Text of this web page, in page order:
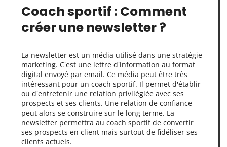
Coach sportif : Comment
créer une newsletter ?
La newsletter est un média utilisé dans une stratégie
marketing. C'est une lettre d'information au format
digital envoyé par email. Ce média peut être très
intéressant pour un coach sportif. Il permet d'établir
ou d'entretenir une relation privilégiée avec ses
prospects et ses clients. Une relation de confiance
peut alors se construire sur le long terme. La
newsletter permettra au coach sportif de convertir
ses prospects en client mais surtout de fidéliser ses
clients actuels.